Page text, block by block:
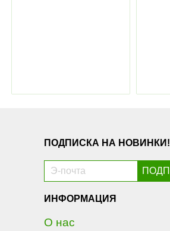
ПОДПИСКА НА НОВИНКИ!
ИНФОРМАЦИЯ
О нас